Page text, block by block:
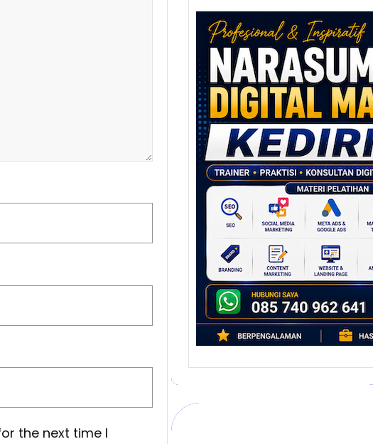
the next time I
Narasumber
Digital Marketing
Kediri: Membangun
Strategi
Pemasaran
Berbasis Data
untuk Bisnis yang
Bertumbuh
Digital marketing telah
mengubah cara bisnis
berkembang. Dulu,
promosi banyak…